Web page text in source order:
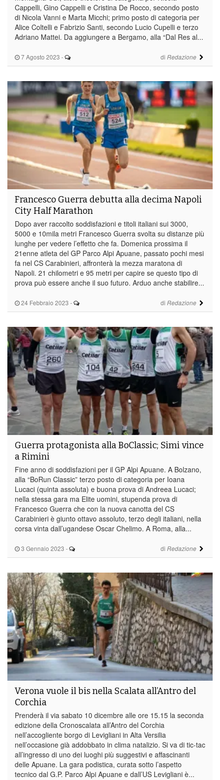
7 Agosto 2023 - di Redazione
Cappelli, Gino Cappelli e Cristina De Rocco, secondo posto
di Nicola Vanni e Marta Micchi; primo posto di categoria per
Alice Coltelli e Fabrizio Santi, secondo Lucio Cupelli e terzo
Adriano Mattei. Da aggiungere a Bergamo, alla “Dal Res al...
24 Febbraio 2023 - di Redazione
Francesco Guerra debutta alla decima Napoli
City Half Marathon
Dopo aver raccolto soddisfazioni e titoli italiani sui 3000,
5000 e 10mila metri Francesco Guerra svolta su distanze più
lunghe per vedere l’effetto che fa. Domenica prossima il
21enne atleta del GP Parco Alpi Apuane, passato pochi mesi
fa nel CS Carabinieri, affronterà la mezza maratona di
Napoli. 21 chilometri e 95 metri per capire se questo tipo di
prova può essere anche il suo futuro. Arduo anche stabilire...
3 Gennaio 2023 - di Redazione
Guerra protagonista alla BoClassic; Simi vince
a Rimini
Fine anno di soddisfazioni per il GP Alpi Apuane. A Bolzano,
alla “BoRun Classic” terzo posto di categoria per Ioana
Lucaci (quinta assoluta) e buona prova di Andreea Lucaci;
nella stessa gara ma Elite uomini, stupenda prova di
Francesco Guerra che con la nuova canotta del CS
Carabinieri è giunto ottavo assoluto, terzo degli italiani, nella
corsa vinta dall’ugandese Oscar Chelimo. A Roma, alla...
Verona vuole il bis nella Scalata all’Antro del
Corchia
Prenderà il via sabato 10 dicembre alle ore 15.15 la seconda
edizione della Cronoscalata all’Antro del Corchia
nell’accogliente borgo di Levigliani in Alta Versilia
nell’occasione già addobbato in clima natalizio. Si va di tic-tac
all’ingresso di uno dei luoghi più suggestivi e affascinanti
delle Apuane. La gara podistica, curata sotto l’aspetto
tecnico dal G.P. Parco Alpi Apuane e dall’US Levigliani è...